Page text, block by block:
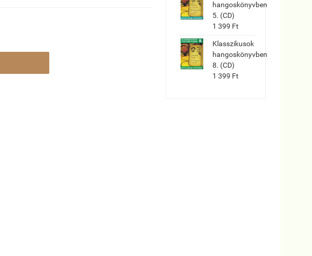
hangoskönyvben
5. (CD)
1 399 Ft
Klasszikusok
hangoskönyvben
8. (CD)
1 399 Ft